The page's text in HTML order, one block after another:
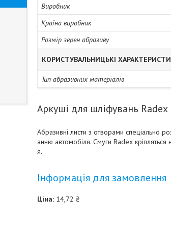
Виробник
Країна виробник
Розмір зерен абразиву
КОРИСТУВАЛЬНИЦЬКІ
Тип абразивних матеріалів
Аркуші для шліфувань
Абразивні листи з отворами спеціально
анню автомобіля. Смуги Radex
я.
Інформація для замовлення
Ціна: 14,72 ₴